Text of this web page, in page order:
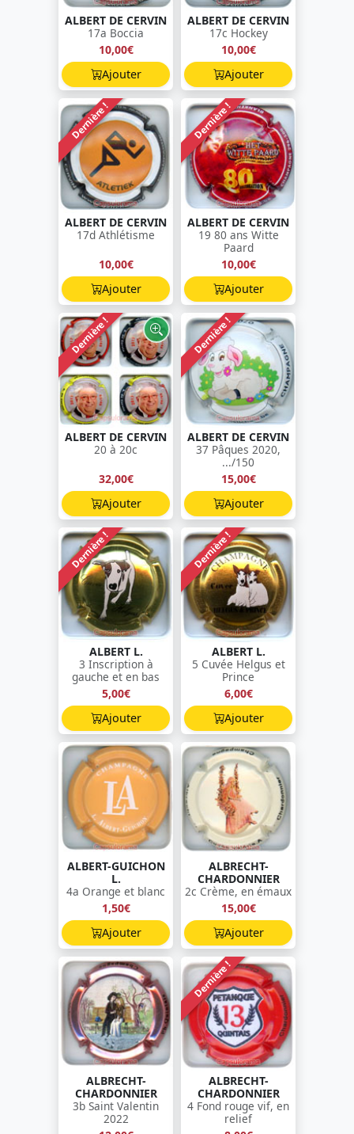
ALBERT DE CERVIN
17a Boccia
10,00€
Ajouter
ALBERT DE CERVIN
17c Hockey
10,00€
Ajouter
Dernière !
ALBERT DE CERVIN
17d Athlétisme
10,00€
Ajouter
Dernière !
ALBERT DE CERVIN
19 80 ans Witte
Paard
10,00€
Ajouter
Dernière !
ALBERT DE CERVIN
20 à 20c
32,00€
Ajouter
Dernière !
ALBERT DE CERVIN
37 Pâques 2020,
.../150
15,00€
Ajouter
Dernière !
ALBERT L.
3 Inscription à
gauche et en bas
5,00€
Ajouter
Dernière !
ALBERT L.
5 Cuvée Helgus et
Prince
6,00€
Ajouter
ALBERT-GUICHON
L.
4a Orange et blanc
1,50€
Ajouter
ALBRECHT-
CHARDONNIER
2c Crème, en émaux
15,00€
Ajouter
ALBRECHT-
CHARDONNIER
3b Saint Valentin
2022
Dernière !
ALBRECHT-
CHARDONNIER
4 Fond rouge vif, en
relief